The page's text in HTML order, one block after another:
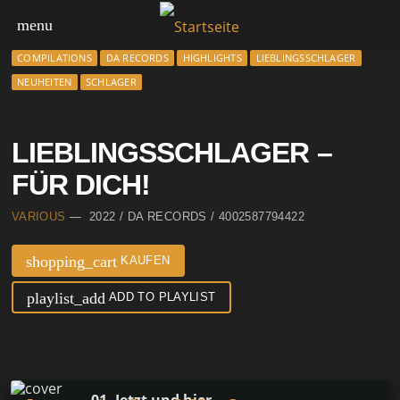
menu
COMPILATIONS DA RECORDS HIGHLIGHTS
LIEBLINGSSCHLAGER
NEUHEITEN
SCHLAGER
LIEBLINGSSCHLAGER –
FÜR DICH!
VARIOUS — 2022 / DA RECORDS / 4002587794422
shopping_cartKAUFEN
playlist_add ADD TO PLAYLIST